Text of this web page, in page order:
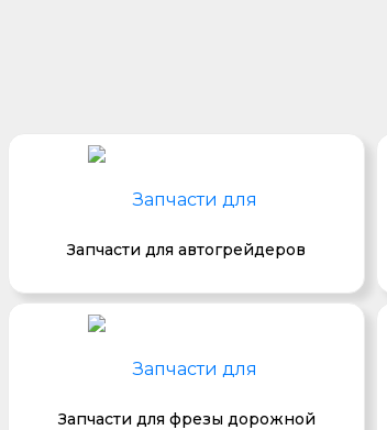
Запчасти для автогрейдеров
Запчасти для фрезы дорожной